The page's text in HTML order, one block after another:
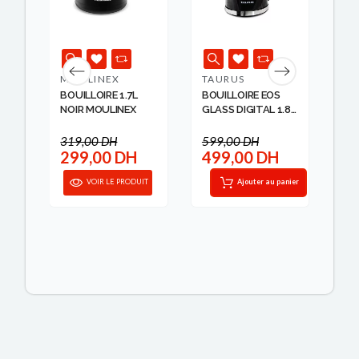
MOULINEX
BOUILLOIRE 1.7L
NOIR MOULINEX
319,00 DH
299,00 DH
VOIR LE PRODUIT
TAURUS
BOUILLOIRE EOS
GLASS DIGITAL 1.8L
599,00 DH
499,00 DH
Ajouter au panier